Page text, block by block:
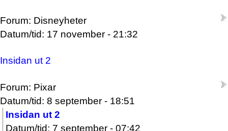
Forum: Disneyheter
Datum/tid: 17 november - 21:32
Insidan ut 2
Forum: Pixar
Datum/tid: 8 september - 18:51
Insidan ut 2
Datum/tid: 7 september - 07:42